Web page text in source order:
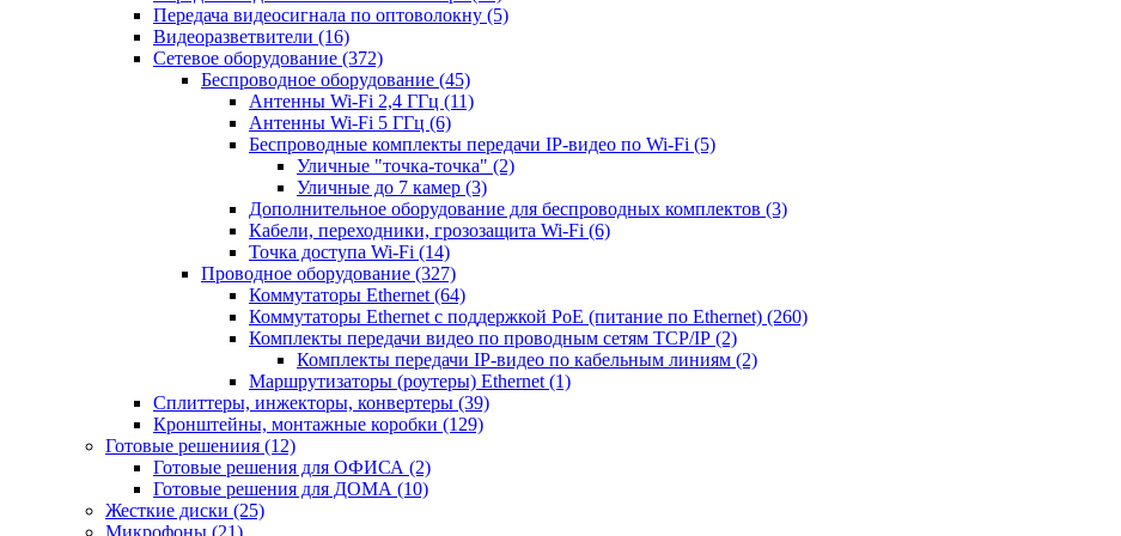
Передача видеосигнала по оптоволокну (5)
Видеоразветвители (16)
Сетевое оборудование (372)
Беспроводное оборудование (45)
Антенны Wi-Fi 2,4 ГГц (11)
Антенны Wi-Fi 5 ГГц (6)
Беспроводные комплекты передачи IP-видео по Wi-Fi (5)
Уличные "точка-точка" (2)
Уличные до 7 камер (3)
Дополнительное оборудование для беспроводных комплектов (3)
Кабели, переходники, грозозащита Wi-Fi (6)
Точка доступа Wi-Fi (14)
Проводное оборудование (327)
Коммутаторы Ethernet (64)
Коммутаторы Ethernet с поддержкой PoE (питание по Ethernet) (260)
Комплекты передачи видео по проводным сетям TCP/IP (2)
Комплекты передачи IP-видео по кабельным линиям (2)
Маршрутизаторы (роутеры) Ethernet (1)
Сплиттеры, инжекторы, конвертеры (39)
Кронштейны, монтажные коробки (129)
Готовые решениия (12)
Готовые решения для ОФИСА (2)
Готовые решения для ДОМА (10)
Жесткие диски (25)
Микрофоны (21)